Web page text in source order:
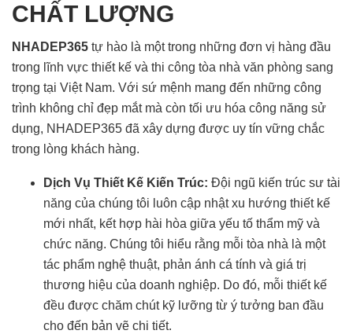
CHẤT LƯỢNG
NHADEP365 tự hào là một trong những đơn vị hàng đầu
trong lĩnh vực thiết kế và thi công tòa nhà văn phòng sang
trọng tại Việt Nam. Với sứ mệnh mang đến những công
trình không chỉ đẹp mắt mà còn tối ưu hóa công năng sử
dụng, NHADEP365 đã xây dựng được uy tín vững chắc
trong lòng khách hàng.
Dịch Vụ Thiết Kế Kiến Trúc: Đội ngũ kiến trúc sư tài
năng của chúng tôi luôn cập nhật xu hướng thiết kế
mới nhất, kết hợp hài hòa giữa yếu tố thẩm mỹ và
chức năng. Chúng tôi hiểu rằng mỗi tòa nhà là một
tác phẩm nghệ thuật, phản ánh cá tính và giá trị
thương hiệu của doanh nghiệp. Do đó, mỗi thiết kế
đều được chăm chút kỹ lưỡng từ ý tưởng ban đầu
cho đến bản vẽ chi tiết.